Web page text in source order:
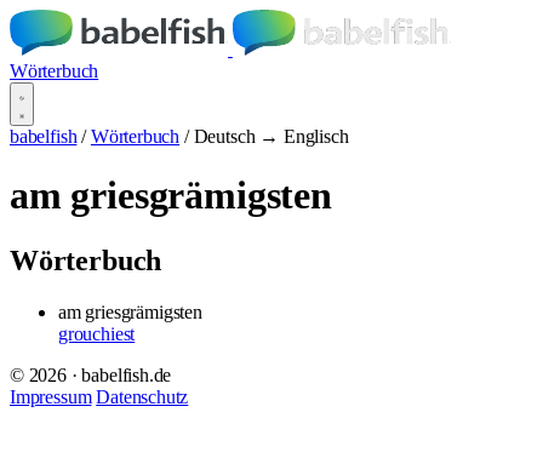
Wörterbuch
babelfish / Wörterbuch / Deutsch → Englisch
am griesgrämigsten
Wörterbuch
am griesgrämigsten
grouchiest
© 2026 · babelfish.de
Impressum Datenschutz